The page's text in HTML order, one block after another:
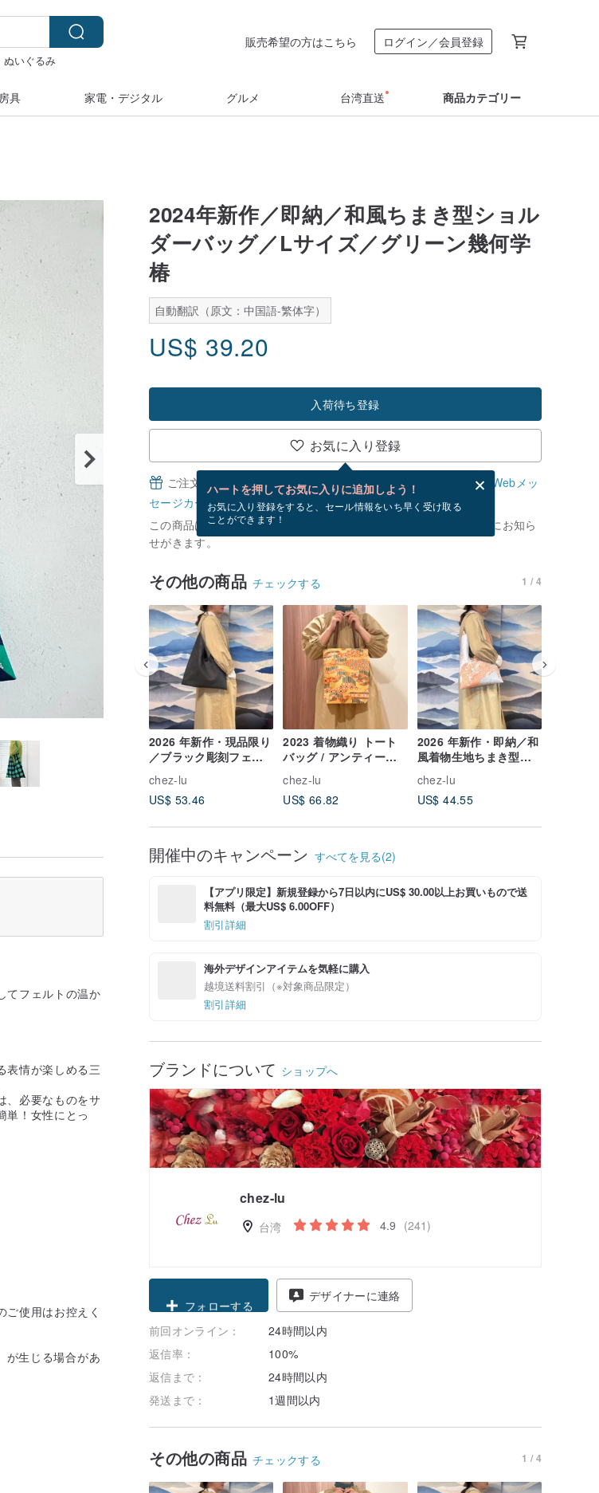
ぬいぐるみ
販売希望の方はこちら ログイン／会員登録
具 家電・デジタル グルメ 台湾直送 商品カテゴリー
2024年新作／即納／和風ちまき型ショル
ダーバッグ／Lサイズ／グリーン幾何学
椿
自動翻訳（原文：中国語-繁体字）
US$ 39.20
入荷待ち登録
お気に入り登録
ハートを押してお気に入りに追加しよう！
お気に入り登録をすると、セール情報をいち早く受け取る
ことができます！
ご注文完了後、無料でWebメッセージカードを作成できます。
Webメッ
セージカードとは？
この商品は現在在庫がありません。 [ 入荷待ち ] を押すと、優先的にお知ら
せがきます。
その他の商品 チェックする 1 / 4
2026 年新作・現品限り
／ブラック彫刻フェイ
ルダーバッグ
chez-lu
US$ 53.46
2023 着物織り トート
バッグ / アンティーク
chez-lu
US$ 66.82
2026 年新作・即納／和
風着物生地ちまき型シ
牡丹
chez-lu
US$ 44.55
開催中のキャンペーン すべてを見る(2)
【アプリ限定】新規登録から7日以内にUS$ 30.00以上お買いもので送
料無料（最大US$ 6.00OFF）
割引詳細
海外デザインアイテムを気軽に購入
越境送料割引（※対象商品限定）
割引詳細
ブランドについて ショップへ
chez-lu
台湾 4.9 (241)
フォローする
デザイナーに連絡
前回オンライン：
24時間以内
返信率：
100%
返信まで：
24時間以内
発送まで：
1週間以内
その他の商品 チェックする 1 / 4
てフェルトの温か
表情が楽しめる三
、必要なものをサ
単！女性にとっ
使用はお控えく
が生じる場合があ